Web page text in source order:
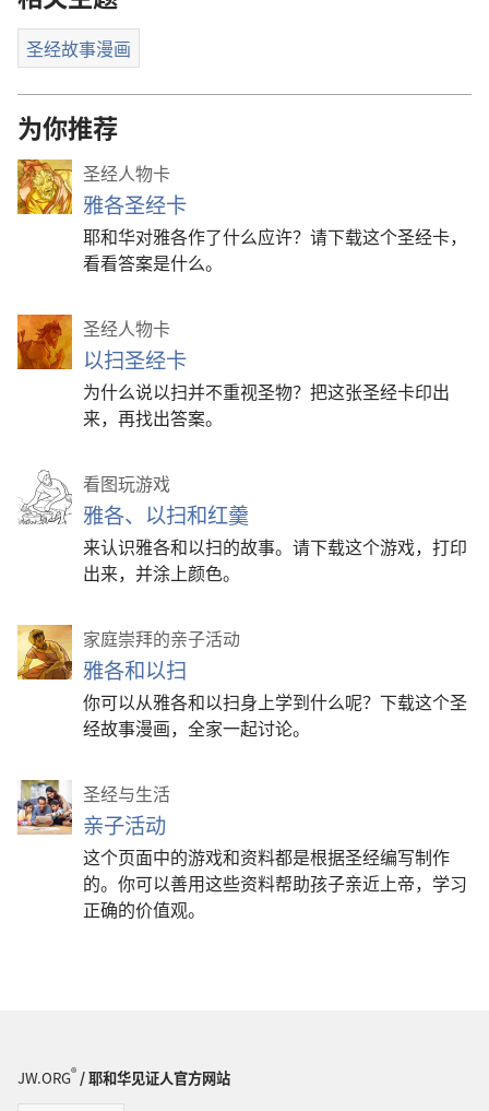
圣经故事漫画
为你推荐
圣经人物卡
雅各圣经卡
耶和华对雅各作了什么应许？请下载这个圣经卡，
看看答案是什么。
圣经人物卡
以扫圣经卡
为什么说以扫并不重视圣物？把这张圣经卡印出
来，再找出答案。
看图玩游戏
雅各、以扫和红羹
来认识雅各和以扫的故事。请下载这个游戏，打印
出来，并涂上颜色。
家庭崇拜的亲子活动
雅各和以扫
你可以从雅各和以扫身上学到什么呢？下载这个圣
经故事漫画，全家一起讨论。
圣经与生活
亲子活动
这个页面中的游戏和资料都是根据圣经编写制作
的。你可以善用这些资料帮助孩子亲近上帝，学习
正确的价值观。
JW.ORG® / 耶和华见证人官方网站